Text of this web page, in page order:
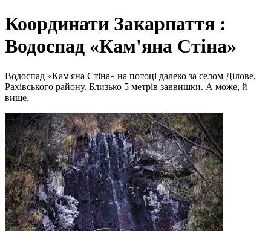
Координати Закарпаття :
Водоспад «Кам'яна Стіна»
Водоспад «Кам'яна Стіна» на потоці далеко за селом Ділове,
Рахівського району. Близько 5 метрів заввишки. А може, й
вище.